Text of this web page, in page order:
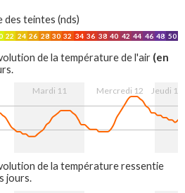
teintes (nds)
22 24 26 28 30 32 34 36 38 40 42 44 46 48 50
de la température de l'air (en
Mardi 11 Mercredi 12 Jeudi 13
de la température ressentie
jours.